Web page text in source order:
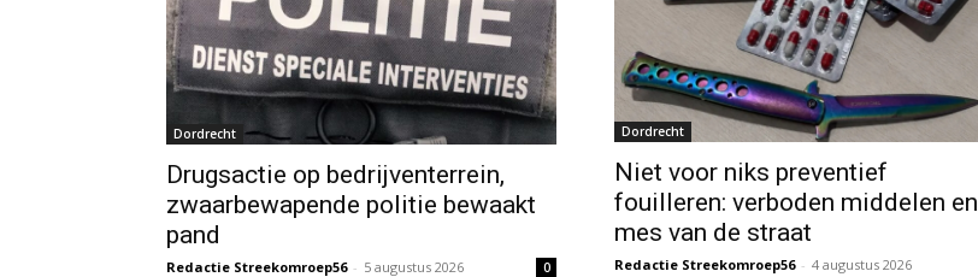
Dordrecht
Drugsactie op bedrijventerrein,
zwaarbewapende politie bewaakt
pand
Redactie Streekomroep56 - 5 augustus 2026 0
Dordrecht
Niet voor niks preventief
fouilleren: verboden middelen en
mes van de straat
Redactie Streekomroep56 - 4 augustus 2026